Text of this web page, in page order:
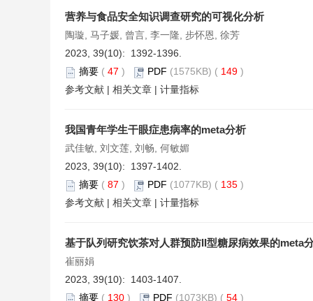
营养与食品安全知识调查研究的可视化分析
陶璇, 马子媛, 曾言, 李一隆, 步怀恩, 徐芳
2023, 39(10): 1392-1396.
摘要 ( 47 ) PDF (1575KB) ( 149 )
参考文献 | 相关文章 | 计量指标
我国青年学生干眼症患病率的meta分析
武佳敏, 刘文莲, 刘畅, 何敏媚
2023, 39(10): 1397-1402.
摘要 ( 87 ) PDF (1077KB) ( 135 )
参考文献 | 相关文章 | 计量指标
基于队列研究饮茶对人群预防II型糖尿病效果的meta
崔丽娟
2023, 39(10): 1403-1407.
摘要 ( 130 ) PDF (1073KB) ( 54 )